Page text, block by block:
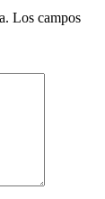
Los campos